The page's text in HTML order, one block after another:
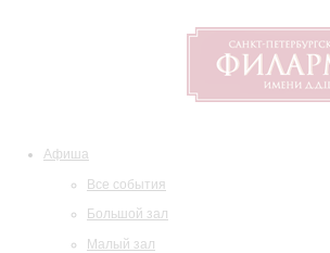
Афиша
Все события
Большой зал
Малый зал